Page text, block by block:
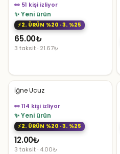
👀 51 kişi izliyor
✨ Yeni ürün
2. ÜRÜN %20 · 3. %25
65.00₺
3 taksit · 21.67₺
İğne Ucuz
👀 114 kişi izliyor
✨ Yeni ürün
2. ÜRÜN %20 · 3. %25
12.00₺
3 taksit · 4.00₺